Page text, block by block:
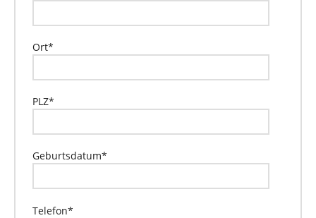
Ort*
PLZ*
Geburtsdatum*
Telefon*